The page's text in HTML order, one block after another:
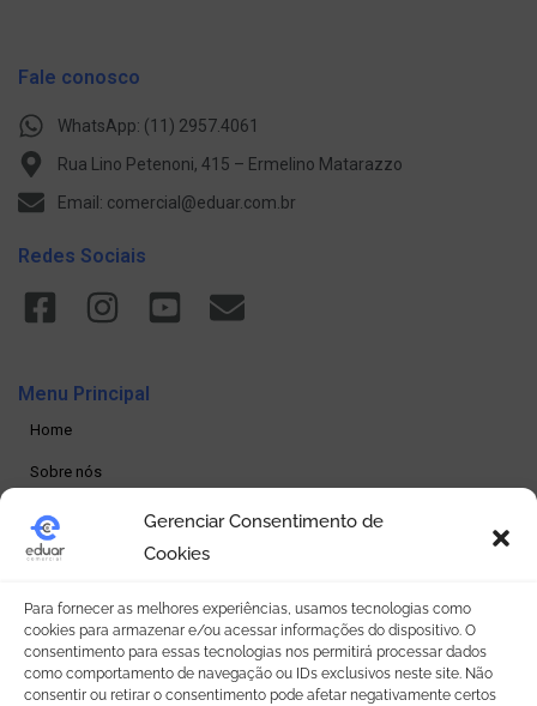
Gerenciar Consentimento de
Cookies
Para fornecer as melhores experiências, usamos tecnologias como
cookies para armazenar e/ou acessar informações do dispositivo. O
consentimento para essas tecnologias nos permitirá processar dados
como comportamento de navegação ou IDs exclusivos neste site. Não
consentir ou retirar o consentimento pode afetar negativamente certos
Fale conosco
WhatsApp: (11) 2957.4061
Rua Lino Petenoni, 415 – Ermelino Matarazzo
Email: comercial@eduar.com.br
Redes Sociais
Menu Principal
Home
Sobre nós
Produtos
Loja online
Contato